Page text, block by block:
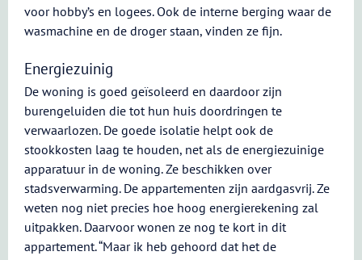
voor hobby’s en logees. Ook de interne berging waar de
wasmachine en de droger staan, vinden ze fijn.
Energiezuinig
De woning is goed geïsoleerd en daardoor zijn
burengeluiden die tot hun huis doordringen te
verwaarlozen. De goede isolatie helpt ook de
stookkosten laag te houden, net als de energiezuinige
apparatuur in de woning. Ze beschikken over
stadsverwarming. De appartementen zijn aardgasvrij. Ze
weten nog niet precies hoe hoog energierekening zal
uitpakken. Daarvoor wonen ze nog te kort in dit
appartement. “Maar ik heb gehoord dat het de